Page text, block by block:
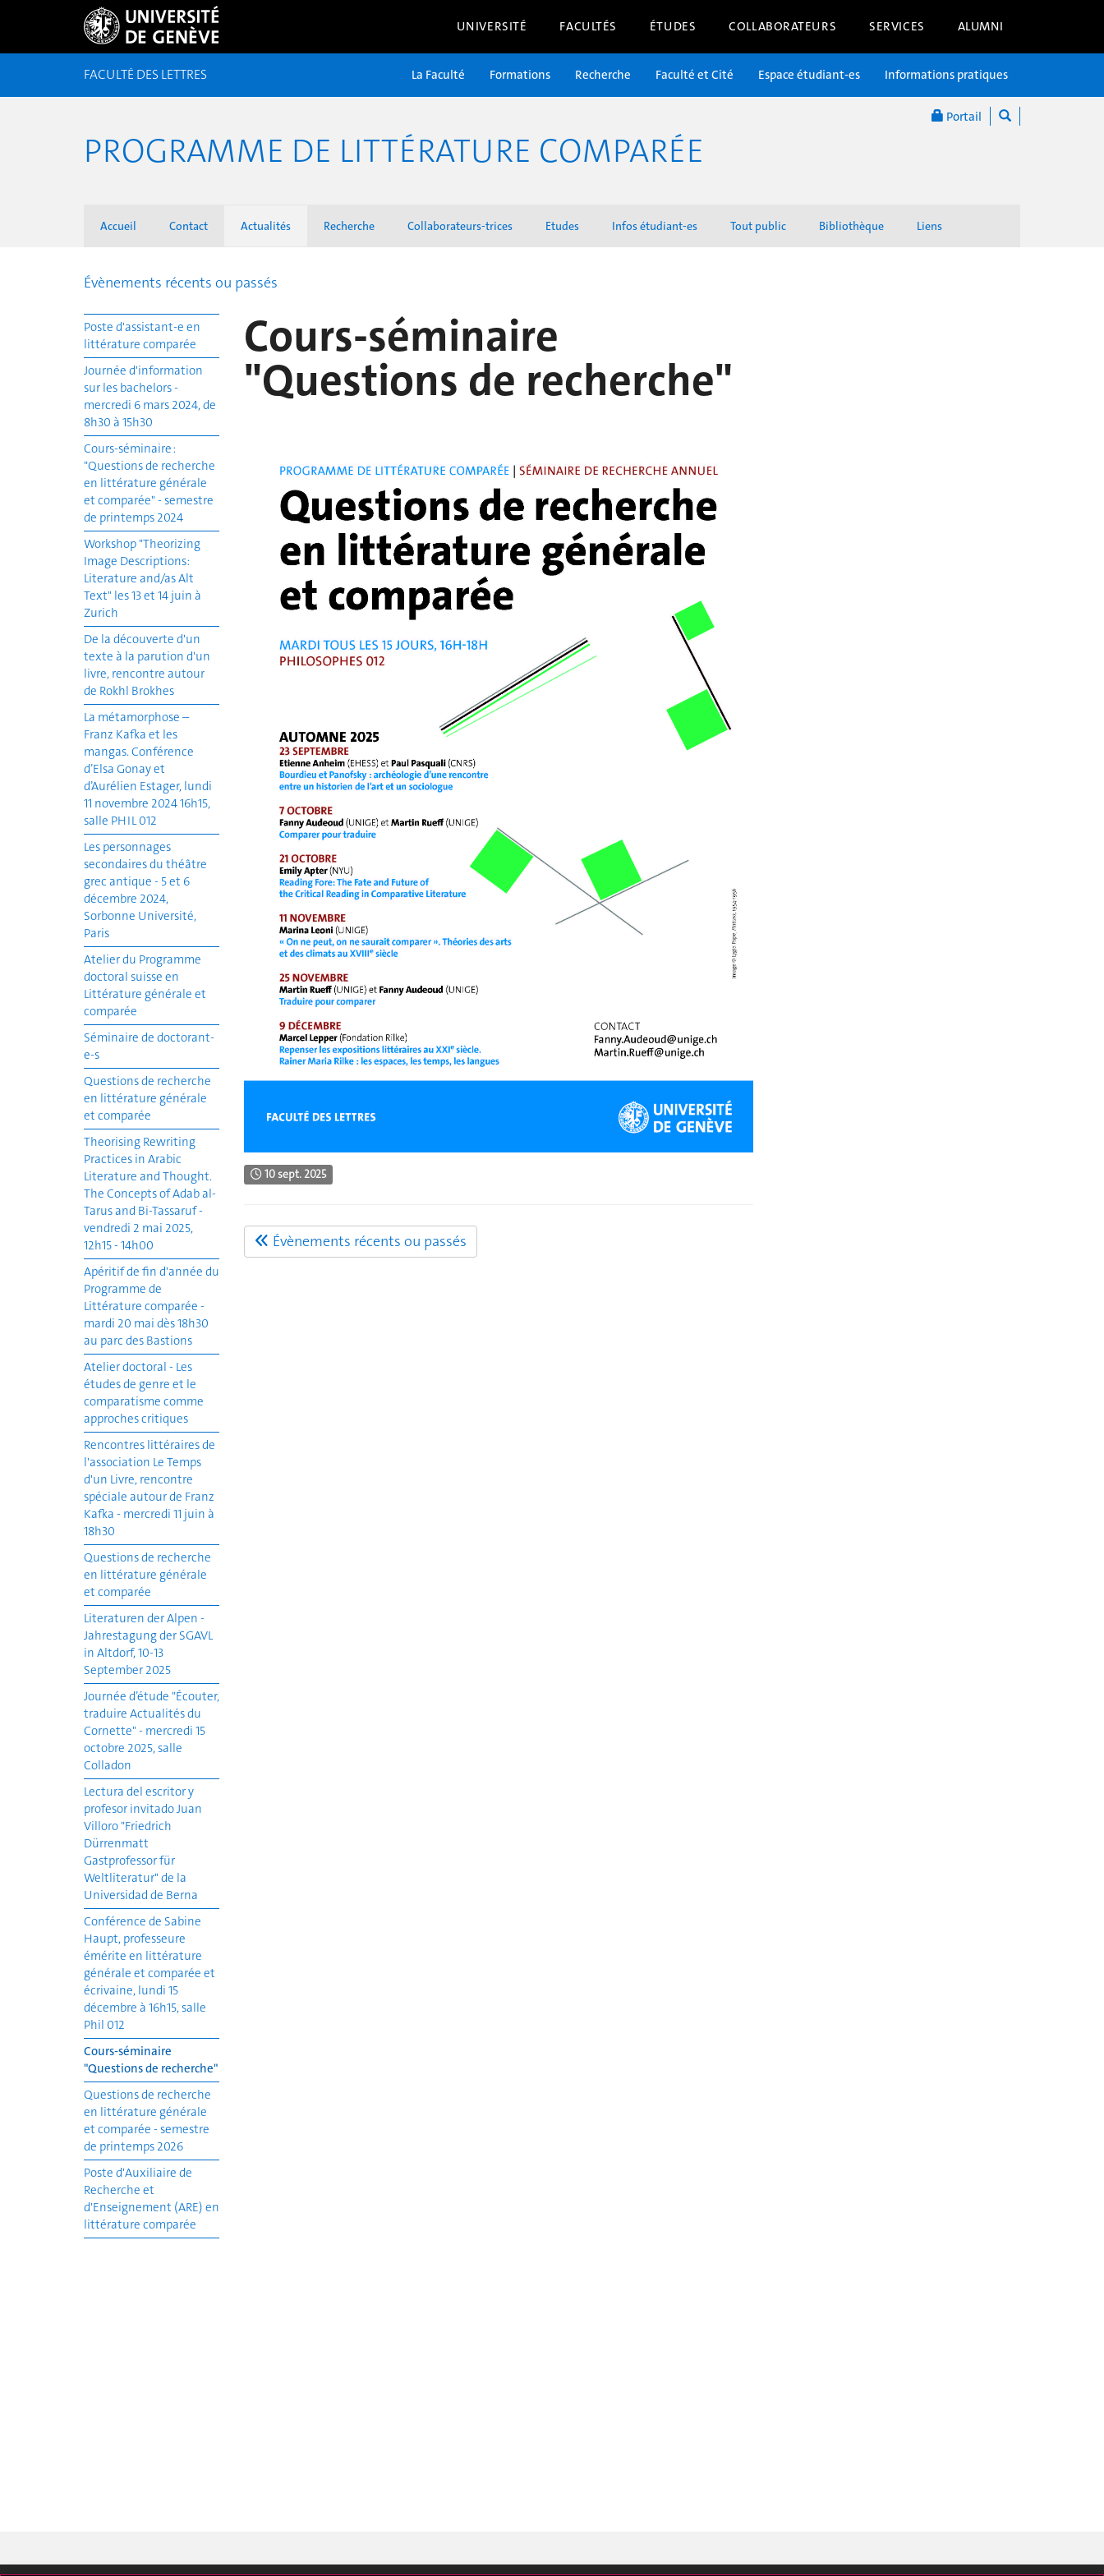
UNIVERSITÉ FACULTÉS ÉTUDES COLLABORATEURS SERVICES ALUMNI
Portail
FACULTÉ DES LETTRES La Faculté Formations Recherche Faculté et Cité Espace étudiant-es Informations pratiques
PROGRAMME DE LITTÉRATURE COMPARÉE
Accueil Contact Actualités Recherche Collaborateurs-trices Etudes Infos étudiant-es Tout public Bibliothèque Liens
Évènements récents ou passés
Poste d'assistant-e en
littérature comparée
Journée d'information
sur les bachelors -
mercredi 6 mars 2024, de
8h30 à 15h30
Cours-séminaire :
"Questions de recherche
en littérature générale
et comparée" - semestre
de printemps 2024
Workshop "Theorizing
Image Descriptions:
Literature and/as Alt
Text" les 13 et 14 juin à
Zurich
De la découverte d'un
texte à la parution d'un
livre, rencontre autour
de Rokhl Brokhes
La métamorphose –
Franz Kafka et les
mangas. Conférence
d’Elsa Gonay et
d’Aurélien Estager, lundi
11 novembre 2024 16h15,
salle PHIL 012
Les personnages
secondaires du théâtre
grec antique - 5 et 6
décembre 2024,
Sorbonne Université,
Paris
Atelier du Programme
doctoral suisse en
Littérature générale et
comparée
Séminaire de doctorant-
e-s
Questions de recherche
en littérature générale
et comparée
Theorising Rewriting
Practices in Arabic
Literature and Thought.
The Concepts of Adab al-
Tarus and Bi-Tassaruf -
vendredi 2 mai 2025,
12h15 - 14h00
Apéritif de fin d'année du
Programme de
Littérature comparée -
mardi 20 mai dès 18h30
au parc des Bastions
Atelier doctoral - Les
études de genre et le
comparatisme comme
approches critiques
Rencontres littéraires de
l'association Le Temps
d'un Livre, rencontre
spéciale autour de Franz
Kafka - mercredi 11 juin à
18h30
Questions de recherche
en littérature générale
et comparée
Literaturen der Alpen -
Jahrestagung der SGAVL
in Altdorf, 10-13
September 2025
Journée d’étude "Écouter,
traduire Actualités du
Cornette" - mercredi 15
octobre 2025, salle
Colladon
Lectura del escritor y
profesor invitado Juan
Villoro "Friedrich
Dürrenmatt
Gastprofessor für
Weltliteratur" de la
Universidad de Berna
Conférence de Sabine
Haupt, professeure
émérite en littérature
générale et comparée et
écrivaine, lundi 15
décembre à 16h15, salle
Phil 012
Cours-séminaire
"Questions de recherche"
Questions de recherche
en littérature générale
et comparée - semestre
de printemps 2026
Poste d'Auxiliaire de
Recherche et
d'Enseignement (ARE) en
littérature comparée
Cours-séminaire
"Questions de recherche"
10 sept. 2025
Évènements récents ou passés